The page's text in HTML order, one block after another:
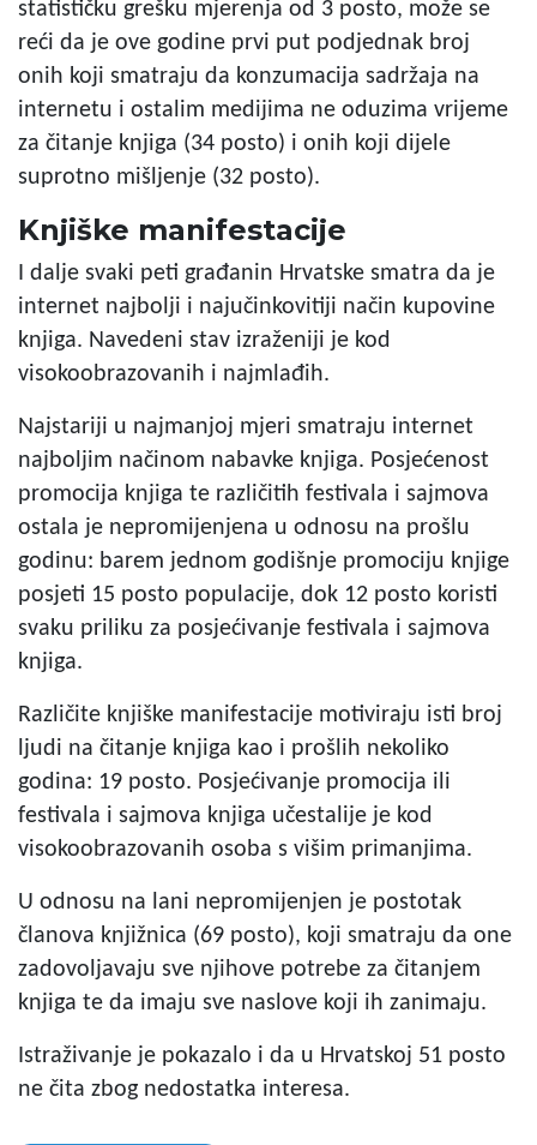
statističku grešku mjerenja od 3 posto, može se
reći da je ove godine prvi put podjednak broj
onih koji smatraju da konzumacija sadržaja na
internetu i ostalim medijima ne oduzima vrijeme
za čitanje knjiga (34 posto) i onih koji dijele
suprotno mišljenje (32 posto).
Knjiške manifestacije
I dalje svaki peti građanin Hrvatske smatra da je
internet najbolji i najučinkovitiji način kupovine
knjiga. Navedeni stav izraženiji je kod
visokoobrazovanih i najmlađih.
Najstariji u najmanjoj mjeri smatraju internet
najboljim načinom nabavke knjiga. Posjećenost
promocija knjiga te različitih festivala i sajmova
ostala je nepromijenjena u odnosu na prošlu
godinu: barem jednom godišnje promociju knjige
posjeti 15 posto populacije, dok 12 posto koristi
svaku priliku za posjećivanje festivala i sajmova
knjiga.
Različite knjiške manifestacije motiviraju isti broj
ljudi na čitanje knjiga kao i prošlih nekoliko
godina: 19 posto. Posjećivanje promocija ili
festivala i sajmova knjiga učestalije je kod
visokoobrazovanih osoba s višim primanjima.
U odnosu na lani nepromijenjen je postotak
članova knjižnica (69 posto), koji smatraju da one
zadovoljavaju sve njihove potrebe za čitanjem
knjiga te da imaju sve naslove koji ih zanimaju.
Istraživanje je pokazalo i da u Hrvatskoj 51 posto
ne čita zbog nedostatka interesa.